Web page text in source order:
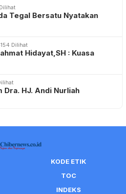
Tegal Bersatu Nyatakan
Dilihat
Hidayat,SH : Kuasa
Dra. HJ. Andi Nurliah
KODE ETIK
TOC
INDEKS